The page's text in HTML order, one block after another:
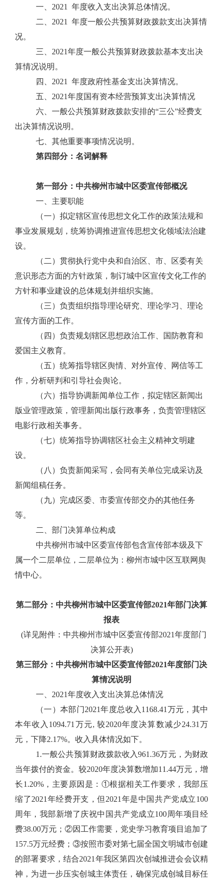
一、2021 年度收入支出决算总体情况。
二、2021 年度一般公共预算财政拨款支出决算情
况。
三、2021年度一般公共预算财政拨款基本支出决
算情况说明。
四、2021 年度政府性基金支出决算情况。
五、2021年度国有资本经营预算支出决算情况
六、一般公共预算财政拨款安排的“三公”经费支
出决算情况说明。
七、其他重要事项情况说明。
第四部分：名词解释
第一部分： 中共柳州市城中区委宣传部概况
一、主要职能
（一）拟定辖区宣传思想文化工作的政策法规和
事业发展规划，统筹协调推进宣传思想文化领域法治建
设。
（二）贯彻执行党中央和自治区、市、区委有关
意识形态方面的方针政策，制订城中区宣传文化工作的
方针和事业建设的总体规划并组织实施。
（三）负责组织指导理论研究、理论学习、理论
宣传方面的工作。
（四）负责规划辖区思想政治工作、国防教育和
爱国主义教育。
（五）统筹指导辖区舆情、对外宣传、网信等工
作，分析研判和引导社会舆论。
（六）指导协调新闻单位工作，拟定辖区新闻出
版业管理政策，管理新闻出版行政事务，负责管理辖区
电影行政相关事务。
（七）统筹指导协调辖区社会主义精神文明建
设。
（八）负责新闻采写，会同有关单位完成采访及
新闻组稿任务。
（九）完成区委、市委宣传部交办的其他任务
等。
二、部门决算单位构成
中共柳州市城中区委宣传部包含宣传部本级及下
属一个二层单位，二层单位为：柳州市城中区互联网舆
情中心。
第二部分： 中共柳州市城中区委宣传部2021年部门决算
报表
(详见附件：中共柳州市城中区委宣传部2021年度部门
决算公开表)
第三部分： 中共柳州市城中区委宣传部2021年度部门决
算情况说明
一、2021年度收入支出决算总体情况
（一）本部门2021年度总收入1168.41万元，其中
本年收入1094.71万元, 较2020年度决算数减少24.31万
元，下降2.17%。收入具体情况如下。
1.一般公共预算财政拨款收入961.36万元，为财政
当年拨付的资金。较2020年度决算数增加11.44万元，增
长1.20%，主要原因是：①根据相关工作要求，我部压
缩了2021年经费开支，但2021年是中国共产党成立100
周年，我部新增了庆祝中国共产党成立100周年项目经
费38.00万元；②因工作需要，党史学习教育项目追加了
157.5万元经费；③按照市委对第七届全国文明城市创建
的部署要求，结合2021年我区第四次创城推进会会议精
神，为进一步压实创城主体责任，确保完成创城目标任